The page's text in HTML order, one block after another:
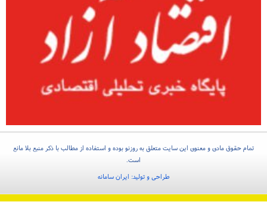
تمام حقوق مادی و معنوی این سایت متعلق به روزنو بوده و استفاده از مطالب با ذکر منبع بلا مانع
است.
طراحی و تولید: ایران سامانه